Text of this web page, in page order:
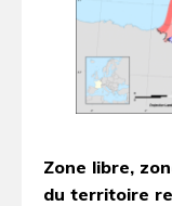
Zone libre,
du territoire